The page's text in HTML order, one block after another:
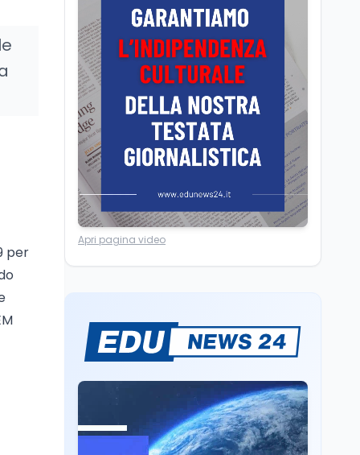
per
degli arretrati fino a
4.150 euro
Cultura6 ago
Spesa culturale in
Lombardia da record,
ma la voragine Nord-
Sud triplica
Cultura6 ago
Francesco Guccini si è
al Maestrone
Ricerca6 ago
Un secolo di Warburg: il
farmaco anti-tumore
Ricerca
Il rivelatore che 'vede' i
reattori spenti
Scuola6 ago
Posizioni economiche
ATA: la matematica
Apri pagina video